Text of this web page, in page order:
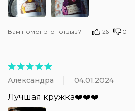
Вам помог этот отзыв? 26 0
Александра 04.01.2024
Лучшая кружка❤️❤️❤️